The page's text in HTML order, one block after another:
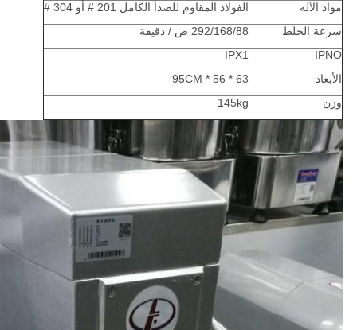
مواد الآلة
الفولاذ المقاوم للصدأ الكامل 201 # أو 304 #
سرعة الخلط
292/168/88 ص / دقيقة
IPNO
IPX1
الأبعاد
63 * 56 * 95CM
وزن
145kg